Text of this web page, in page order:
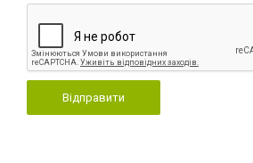
Відправити